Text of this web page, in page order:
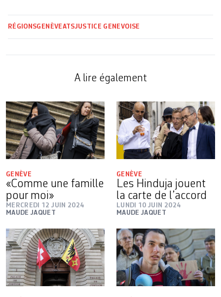
RÉGIONSGENÈVEATSJUSTICE GENEVOISE
A lire également
GENÈVE
«Comme une famille
pour moi»
MERCREDI 12 JUIN 2024
MAUDE JAQUET
GENÈVE
Les Hinduja jouent
la carte de l’accord
LUNDI 10 JUIN 2024
MAUDE JAQUET